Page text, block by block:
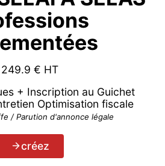
249.9 € HT
+ Inscription au Guichet
Optimisation fiscale
/ Parution d'annonce légale
créez